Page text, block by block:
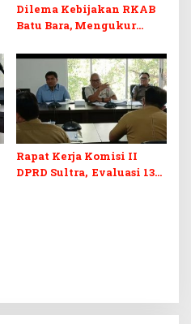
Dilema Kebijakan RKAB
Batu Bara, Mengukur
Penerimaan Negara dan
Kepastian Investasi
Rapat Kerja Komisi II
DPRD Sultra, Evaluasi 13